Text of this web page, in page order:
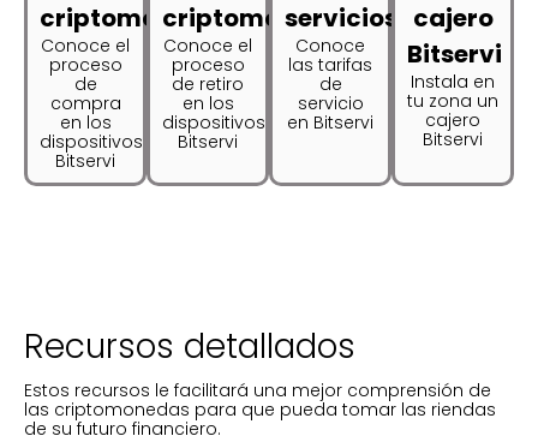
criptomonedas?
Conoce el
proceso
de
compra
en los
dispositivos
Bitservi
criptomonedas?
Conoce el
proceso
de retiro
en los
dispositivos
Bitservi
servicios
Conoce
las tarifas
de
servicio
en Bitservi
cajero
Bitservi
Instala en
tu zona un
cajero
Bitservi
Recursos detallados
Estos recursos le facilitará una mejor comprensión de
las criptomonedas para que pueda tomar las riendas
de su futuro financiero.